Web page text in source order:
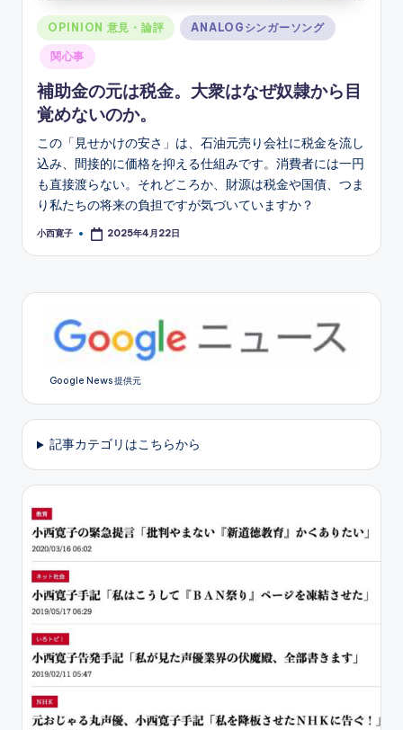
Posted
in
OPINION 意見・論評 ANALOGシンガーソング
関心事
補助金の元は税金。大衆はなぜ奴隷から目
覚めないのか。
この「見せかけの安さ」は、石油元売り会社に税金を流し
込み、間接的に価格を抑える仕組みです。消費者には一円
も直接渡らない。それどころか、財源は税金や国債、つま
り私たちの将来の負担ですが気づいていますか？
Posted
小西寛子 2025年4月22日
Google News 提供元
記事カテゴリはこちらから